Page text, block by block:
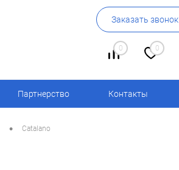
Заказать звонок
0 0
Партнерство Контакты
• Catalano